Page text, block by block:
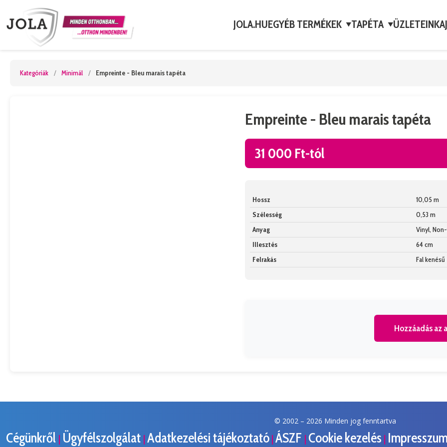
JOLA.HUEGYÉB TERMÉKEK ▼TAPÉTA ▼ÜZLETEINK
Kategóriák / Minimál / Empreinte - Bleu marais tapéta
Empreinte - Bleu marais tapéta
31 000 Ft-tól
Hossz
10,05 m
Szélesség
0,53 m
Anyag
Vinyl,
Illesztés
64 cm
Felrakás
Fal kenésű
Hozzáadás az
© 2002 – 2026 Minden jog fenntartva
Cégünkről | Ügyfélszolgálat | Adatkezelési tájékoztató | ÁSZF | Cookie kezelés |